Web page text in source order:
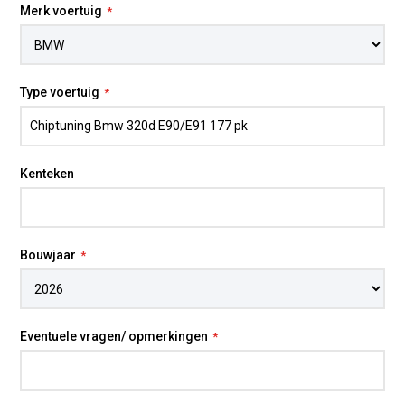
Merk voertuig
Type voertuig
Kenteken
Bouwjaar
Eventuele vragen/ opmerkingen